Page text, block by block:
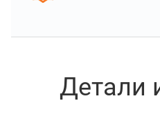
Детали